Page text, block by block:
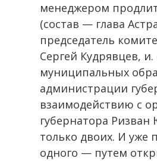
менеджером
(состав — глава
председатель
Сергей Кудрявцев,
муниципальных
администрации
взаимодействию с
губернатора
только двоих. И уже
одного — путем